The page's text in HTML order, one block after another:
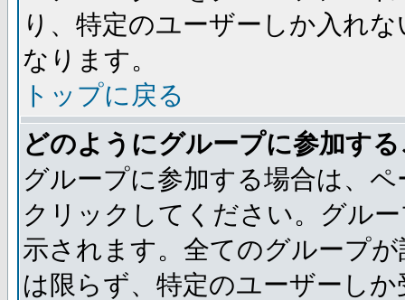
り、特定のユーザーしか入れ
なります。
トップに戻る
どのようにグループに参加す
グループに参加する場合は、
クリックしてください。グル
示されます。全てのグループ
は限らず、特定のユーザーし